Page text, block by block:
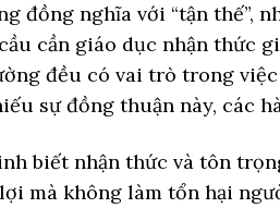
đồng nghĩa với “tận thế”,
cần giáo dục nhận thức
đều có vai trò trong
sự đồng thuận này, các
biết nhận thức và tôn
mà không làm tổn hại